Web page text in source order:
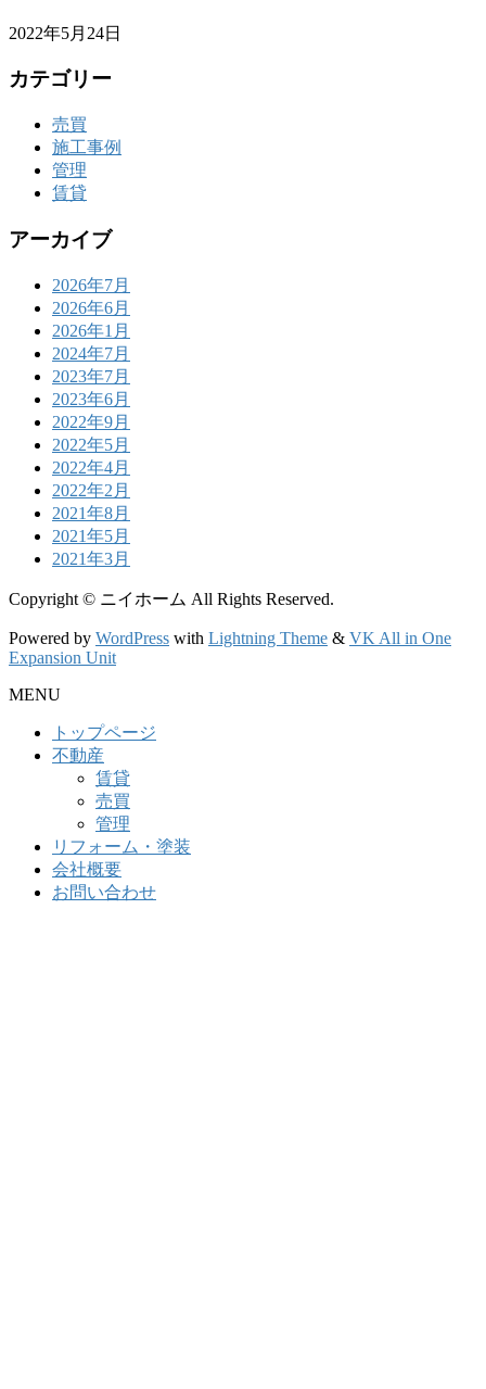
2022年5月24日
カテゴリー
売買
施工事例
管理
賃貸
アーカイブ
2026年7月
2026年6月
2026年1月
2024年7月
2023年7月
2023年6月
2022年9月
2022年5月
2022年4月
2022年2月
2021年8月
2021年5月
2021年3月
Copyright © ニイホーム All Rights Reserved.
Powered by WordPress with Lightning Theme & VK All in One
Expansion Unit
MENU
トップページ
不動産
賃貸
売買
管理
リフォーム・塗装
会社概要
お問い合わせ